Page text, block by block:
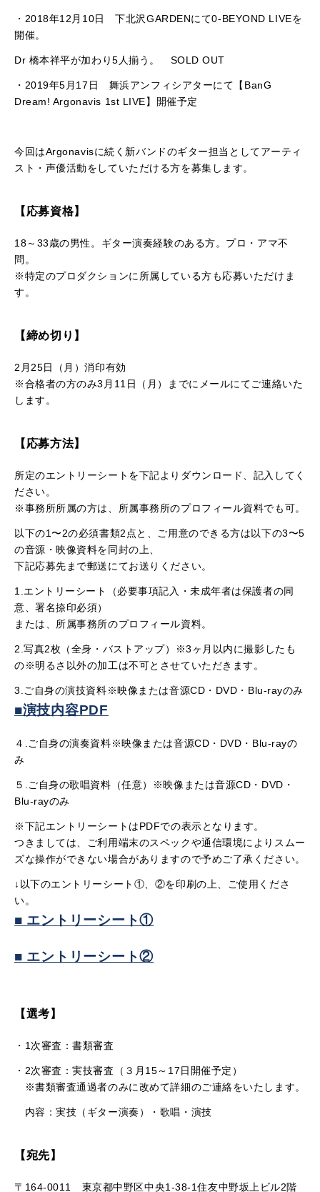
・2018年12月10日 下北沢GARDENにて0-BEYOND LIVEを
開催。
Dr 橋本祥平が加わり5人揃う。 SOLD OUT
・2019年5月17日 舞浜アンフィシアターにて【BanG
Dream! Argonavis 1st LIVE】開催予定
今回はArgonavisに続く新バンドのギター担当としてアーティ
スト・声優活動をしていただける方を募集します。
【応募資格】
18～33歳の男性。ギター演奏経験のある方。プロ・アマ不
問。
※特定のプロダクションに所属している方も応募いただけま
す。
【締め切り】
2月25日（月）消印有効
※合格者の方のみ3月11日（月）までにメールにてご連絡いた
します。
【応募方法】
所定のエントリーシートを下記よりダウンロード、記入してく
ださい。
※事務所所属の方は、所属事務所のプロフィール資料でも可。
以下の1〜2の必須書類2点と、ご用意のできる方は以下の3〜5
の音源・映像資料を同封の上、
下記応募先まで郵送にてお送りください。
1.エントリーシート（必要事項記入・未成年者は保護者の同
意、署名捺印必須）
または、所属事務所のプロフィール資料。
2.写真2枚（全身・バストアップ）※3ヶ月以内に撮影したも
の※明るさ以外の加工は不可とさせていただきます。
3.ご自身の演技資料※映像または音源CD・DVD・Blu-rayのみ
■演技内容PDF
４.ご自身の演奏資料※映像または音源CD・DVD・Blu-rayの
み
５.ご自身の歌唱資料（任意）※映像または音源CD・DVD・
Blu-rayのみ
※下記エントリーシートはPDFでの表示となります。
つきましては、ご利用端末のスペックや通信環境によりスムー
ズな操作ができない場合がありますので予めご了承ください。
↓以下のエントリーシート①、②を印刷の上、ご使用くださ
い。
■ エントリーシート①
■ エントリーシート②
【選考】
・1次審査：書類審査
・2次審査：実技審査（３月15～17日開催予定）
※書類審査通過者のみに改めて詳細のご連絡をいたします。
内容：実技（ギター演奏）・歌唱・演技
【宛先】
〒164-0011 東京都中野区中央1-38-1住友中野坂上ビル2階